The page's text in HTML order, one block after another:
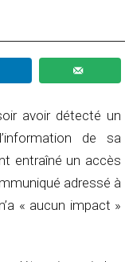
avoir détecté un
de sa
entraîné un accès
adressé à
« aucun impact »